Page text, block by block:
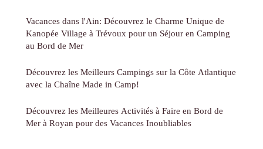
Vacances dans l'Ain: Découvrez le Charme Unique de
Kanopée Village à Trévoux pour un Séjour en Camping
au Bord de Mer
Découvrez les Meilleurs Campings sur la Côte Atlantique
avec la Chaîne Made in Camp!
Découvrez les Meilleures Activités à Faire en Bord de
Mer à Royan pour des Vacances Inoubliables